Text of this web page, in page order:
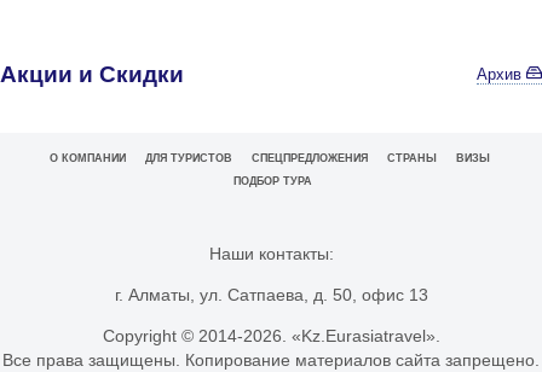
Акции и Скидки Архив
О КОМПАНИИ ДЛЯ ТУРИСТОВ СПЕЦПРЕДЛОЖЕНИЯ СТРАНЫ
ВИЗЫ
ПОДБОР ТУРА
Наши контакты:
г. Алматы, ул. Сатпаева, д. 50, офис 13
Copyright © 2014-2026. «Kz.Eurasiatravel».
Все права защищены. Копирование материалов сайта запрещено.